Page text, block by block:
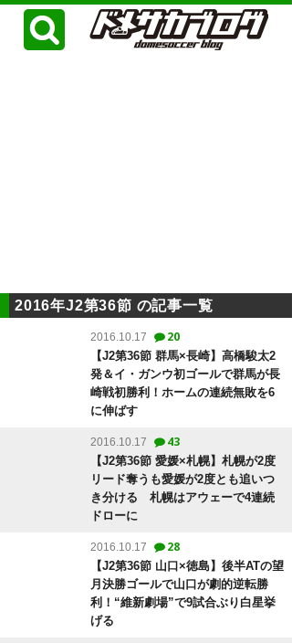
2016年J2第36節 の記事一覧
2016.10.17 20
【J2第36節 群馬×長崎】高橋駿太2
発＆イ・ガンウ初ゴールで群馬が長
崎戦初勝利！ホームの連続無敗を6
に伸ばす
2016.10.17 43
【J2第36節 愛媛×札幌】札幌が2度
リード奪うも愛媛が2度とも追いつ
き分ける 札幌はアウェーで4連続
ドローに
2016.10.17 28
【J2第36節 山口×徳島】後半ATの望
月決勝ゴールで山口が劇的逆転勝
利！“維新劇場”で9試合ぶり白星挙
げる